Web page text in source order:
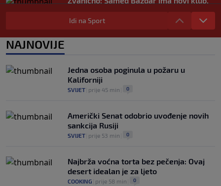
zadužio broj sa velikom "težinom"
NOGOMET|prije 5 h
Prije nekoliko godina zaludjela je
Idi na Sport
NAJNOVIJE
Jedna osoba poginula u požaru u
Kaliforniji
SVIJET prije 45 min 0
Američki Senat odobrio uvođenje novih
sankcija Rusiji
SVIJET prije 53 min 0
Najbrža voćna torta bez pečenja: Ovaj
desert idealan je za ljeto
COOKING prije 58 min 0